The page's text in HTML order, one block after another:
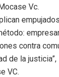
Vc.
contra
de la justicia”,
VC.